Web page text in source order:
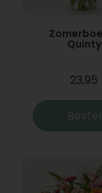
Quinty
23,95
Bestel